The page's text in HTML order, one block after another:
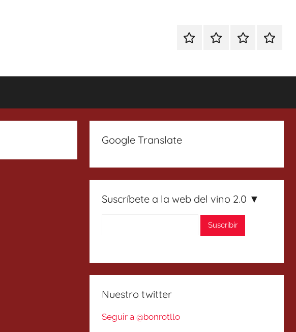
EspecialEnoturismoRanking
Google Translate
Suscríbete a la web del vino 2.0 ▼
Nuestro twitter
Seguir a @bonrotllo